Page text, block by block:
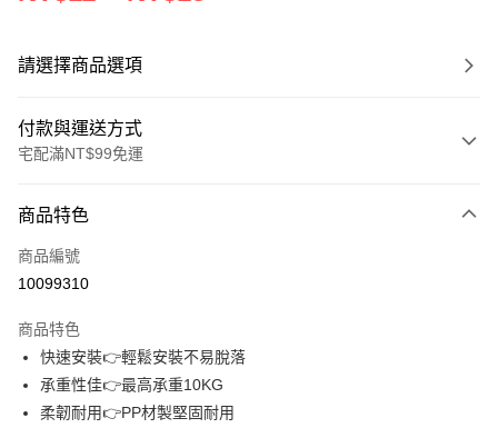
請選擇商品選項
付款與運送方式
宅配滿NT$99免運
信用卡一次付款
信用卡分期付款
合作金庫商業銀行
華南商業銀行
上海商業儲蓄銀行
國泰世華商業銀行
超商取貨付款
LINE Pay
商品特色
商品編號
10099310
商品特色
快速安裝👉輕鬆安裝不易脫落
承重性佳👉最高承重10KG
柔韌耐用👉PP材製堅固耐用